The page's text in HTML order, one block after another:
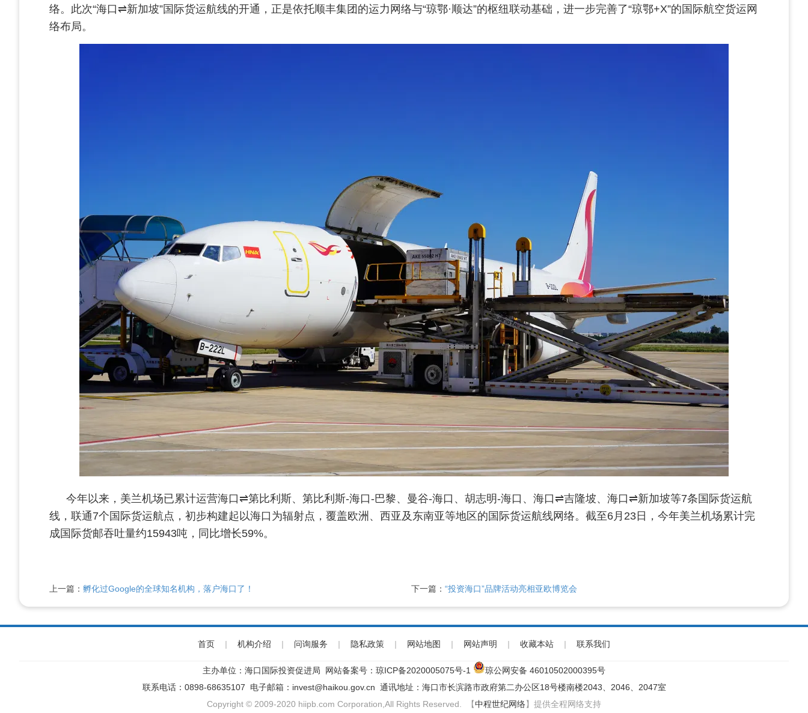
络。此次“海口⇌新加坡”国际货运航线的开通，正是依托顺丰集团的运力网络与“琼鄂·顺达”的枢纽联动基础，进一步完善了“琼鄂+X”的国际航空货运网
络布局。
今年以来，美兰机场已累计运营海口⇌第比利斯、第比利斯-海口-巴黎、曼谷-海口、胡志明-海口、海口⇌吉隆坡、海口⇌新加坡等7条国际货运航
线，联通7个国际货运航点，初步构建起以海口为辐射点，覆盖欧洲、西亚及东南亚等地区的国际货运航线网络。截至6月23日，今年美兰机场累计完
成国际货邮吞吐量约15943吨，同比增长59%。
上一篇： 孵化过Google的全球知名机构，落户海口了！ 下一篇： “投资海口”品牌活动亮相亚欧博览会
首页 | 机构介绍 | 问询服务 | 隐私政策 | 网站地图 | 网站声明 | 收藏本站 | 联系我们
主办单位：海口国际投资促进局 网站备案号： 琼ICP备2020005075号-1
琼公网安备 46010502000395号
联系电话：0898-68635107 电子邮箱：invest@haikou.gov.cn 通讯地址：海口市长滨路市政府第二办公区18号楼南楼2043、2046、2047室
Copyright © 2009-2020 hiipb.com Corporation,All Rights Reserved. 【中程世纪网络】提供全程网络支持